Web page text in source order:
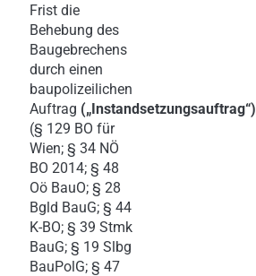
Frist die
Behebung des
Baugebrechens
durch einen
baupolizeilichen
Auftrag („Instandsetzungsauftrag“)
(§ 129 BO für
Wien; § 34 NÖ
BO 2014; § 48
Oö BauO; § 28
Bgld BauG; § 44
K-BO; § 39 Stmk
BauG; § 19 Slbg
BauPolG; § 47